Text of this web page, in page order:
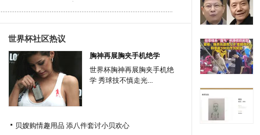
世界杯社区热议
胸神再展胸夹手机绝学
世界杯胸神再展胸夹手机绝
学 秀球技不慎走光...
贝嫂购情趣用品 添八件套讨小贝欢心